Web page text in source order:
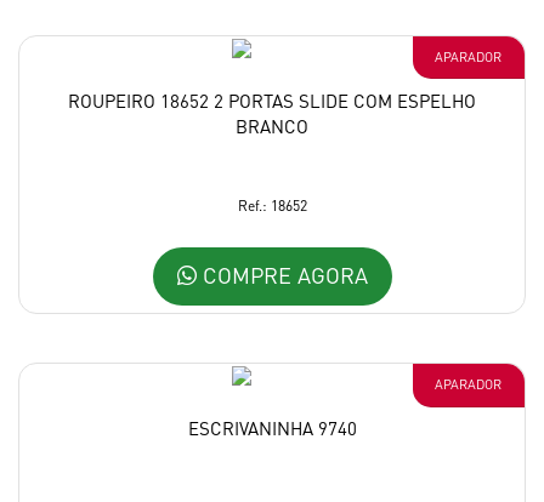
APARADOR
ROUPEIRO 18652 2 PORTAS SLIDE COM ESPELHO
BRANCO
Ref.: 18652
COMPRE AGORA
APARADOR
ESCRIVANINHA 9740